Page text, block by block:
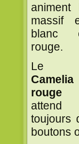
animent
massif
blanc
rouge.
Le
Camelia
rouge
attend
toujours
boutons